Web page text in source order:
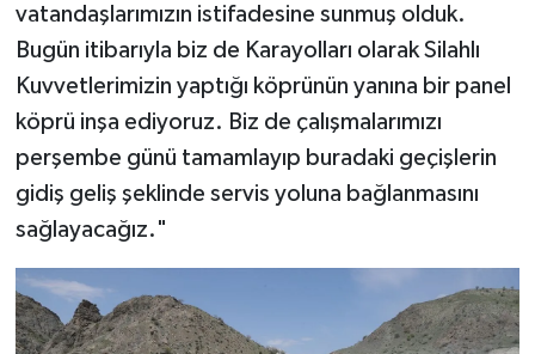
vatandaşlarımızın istifadesine sunmuş olduk.
Bugün itibarıyla biz de Karayolları olarak Silahlı
Kuvvetlerimizin yaptığı köprünün yanına bir panel
köprü inşa ediyoruz. Biz de çalışmalarımızı
perşembe günü tamamlayıp buradaki geçişlerin
gidiş geliş şeklinde servis yoluna bağlanmasını
sağlayacağız."